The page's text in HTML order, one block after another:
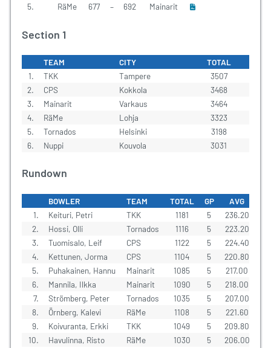
5.
RäMe 677 – 692 Mainarit
Section 1
TEAM CITY
TOTAL
1.
TKK Tampere
3507
2.
CPS Kokkola
3468
3.
Mainarit Varkaus
3464
4.
RäMe Lohja
3323
5.
Tornados Helsinki
3198
6.
Nuppi Kouvola 3031
Rundown
BOWLER TEAM TOTAL GP AVG
1.
Keituri, Petri TKK 1181 5 236.20
2.
Hossi, Olli Tornados 1116 5 223.20
3.
Tuomisalo, Leif CPS 1122 5 224.40
4.
Kettunen, Jorma CPS 1104 5 220.80
5.
Puhakainen, Hannu Mainarit 1085 5 217.00
6.
Mannila, Ilkka Mainarit 1090 5 218.00
7.
Strömberg, Peter Tornados 1035 5 207.00
8.
Örnberg, Kalevi RäMe 1108 5 221.60
9.
Koivuranta, Erkki TKK 1049 5 209.80
10.
Havulinna, Risto RäMe 1030 5 206.00